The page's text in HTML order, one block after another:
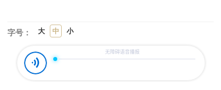
字号： 大 中 小